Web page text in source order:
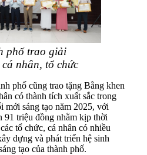
phố trao giải
nhân, tổ chức
phố cũng trao tặng Bằng khen
có thành tích xuất sắc trong
mới sáng tạo năm 2025, với
91 triệu đồng nhằm kịp thời
tổ chức, cá nhân có nhiều
dựng và phát triển hệ sinh
tạo của thành phố.